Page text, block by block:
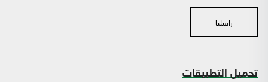
راسلنا
تحميل التطبيقات